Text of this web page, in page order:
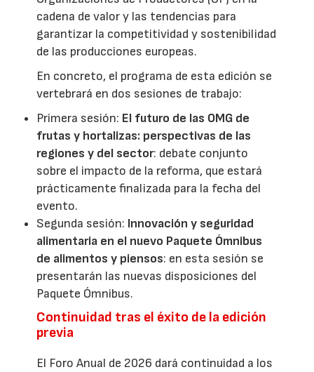
cadena de valor y las tendencias para
garantizar la competitividad y sostenibilidad
de las producciones europeas.
En concreto, el programa de esta edición se
vertebrará en dos sesiones de trabajo:
Primera sesión: El futuro de las OMG de
frutas y hortalizas: perspectivas de las
regiones y del sector: debate conjunto
sobre el impacto de la reforma, que estará
prácticamente finalizada para la fecha del
evento.
Segunda sesión: Innovación y seguridad
alimentaria en el nuevo Paquete Ómnibus
de alimentos y piensos: en esta sesión se
presentarán las nuevas disposiciones del
Paquete Ómnibus.
Continuidad tras el éxito de la edición
previa
El Foro Anual de 2026 dará continuidad a los